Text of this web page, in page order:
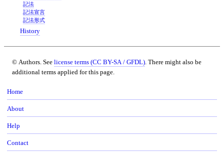
記法
記法宣言
記法形式
History
© Authors. See license terms (CC BY-SA / GFDL)
additional terms applied for this page.
Home
About
Help
Contact